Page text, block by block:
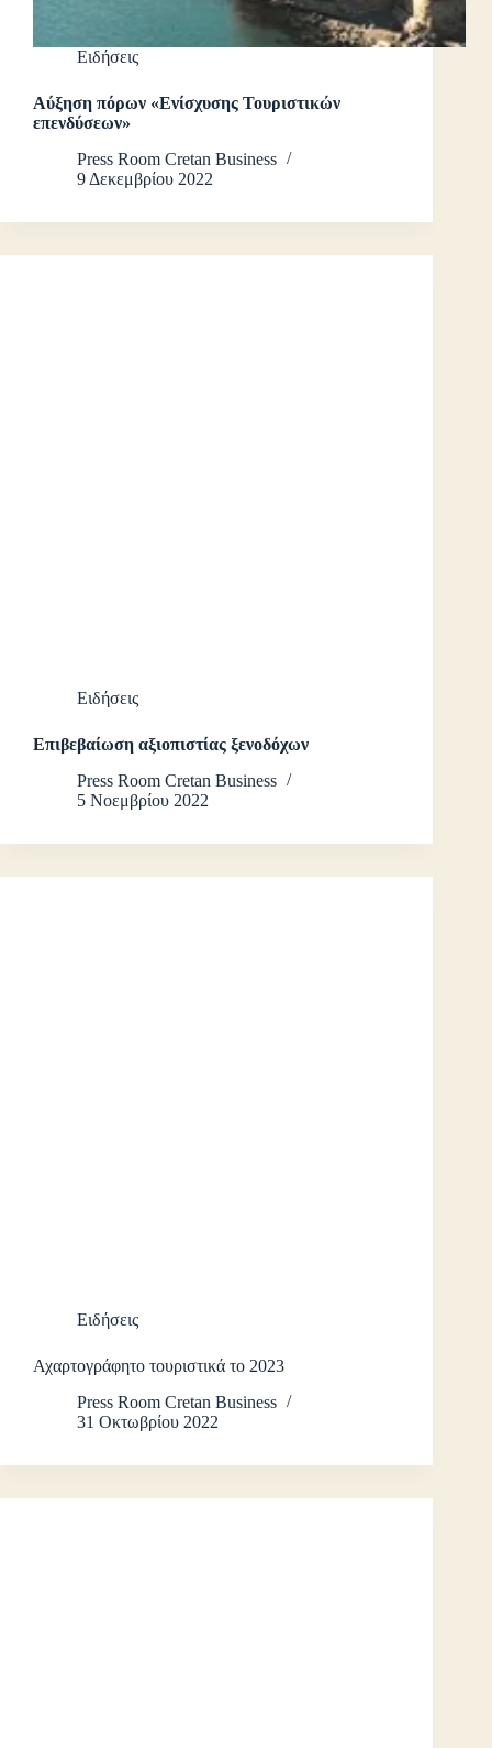
Ειδήσεις
Αύξηση πόρων «Ενίσχυσης Τουριστικών
επενδύσεων»
Press Room Cretan Business
9 Δεκεμβρίου 2022
Ειδήσεις
Επιβεβαίωση αξιοπιστίας ξενοδόχων
Press Room Cretan Business
5 Νοεμβρίου 2022
Ειδήσεις
Αχαρτογράφητο τουριστικά το 2023
Press Room Cretan Business
31 Οκτωβρίου 2022